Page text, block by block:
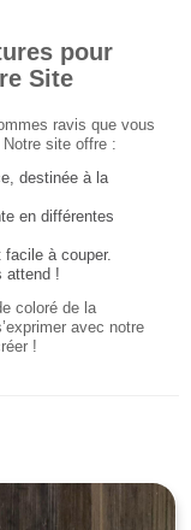
pour
Site
ravis que vous
. Notre site offre :
destinée à la
en différentes
à couper.
attend !
coloré de la
avec notre
!